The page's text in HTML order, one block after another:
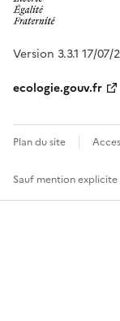
Version 3.3.1 17/07/
ecologie.gouv.fr
Plan du site
Sauf mention